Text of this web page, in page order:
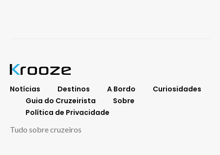
Notícias Destinos A Bordo
Curiosidades
Guia do Cruzeirista
Sobre
Política de Privacidade
Tudo sobre cruzeiros